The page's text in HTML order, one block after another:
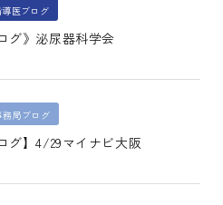
導医ブログ
グ》泌尿器科学会
務局ブログ
グ】4/29マイナビ大阪